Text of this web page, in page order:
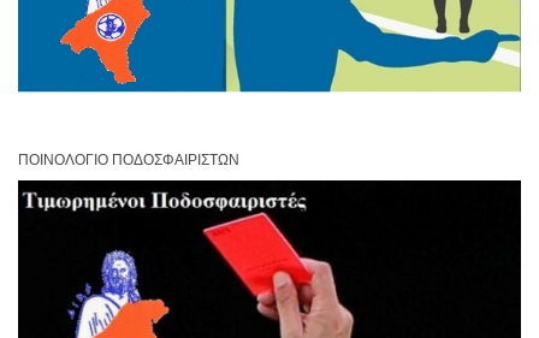
ΠΟΙΝΟΛΌΓΙΟ ΠΟΔΟΣΦΑΙΡΙΣΤΏΝ